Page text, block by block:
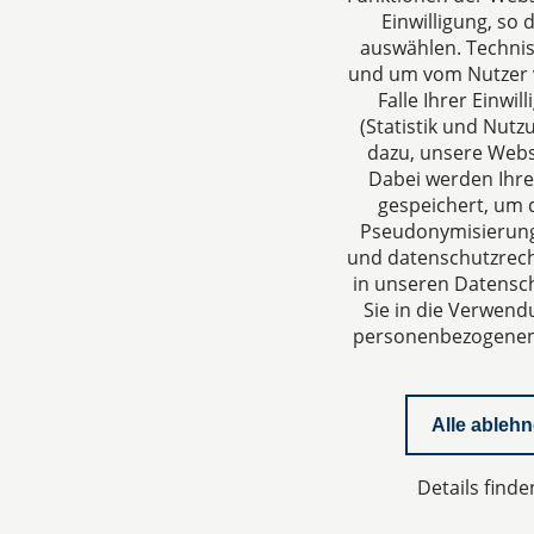
Über uns
Ihre
rund um
Datenschutzerklärung
Einwilligung, so
auswählen.
und um vom Nutzer
Falle Ihrer
(Statistik und
dazu, unsere
Dabei werden
gespeichert, um
und
in unseren
Sie in die
Alle
Details